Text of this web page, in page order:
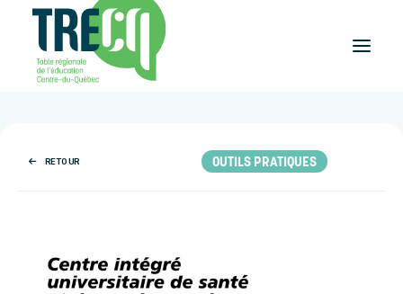
Équilibre
études-travail
RETOUR OUTILS PRATIQUES